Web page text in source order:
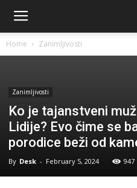
Home Zanimljivosti
Zanimljivosti
Ko je tajanstveni
Lidije? Evo čime se
porodice beži od
By Desk - February 5, 2024 947